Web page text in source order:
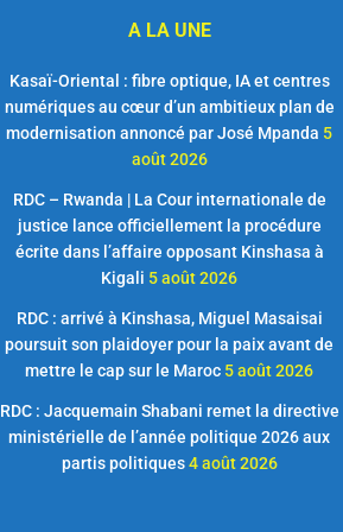
A LA UNE
Kasaï-Oriental : fibre optique, IA et centres
numériques au cœur d’un ambitieux plan de
modernisation annoncé par José Mpanda 5
août 2026
RDC – Rwanda | La Cour internationale de
justice lance officiellement la procédure
écrite dans l’affaire opposant Kinshasa à
Kigali 5 août 2026
RDC : arrivé à Kinshasa, Miguel Masaisai
poursuit son plaidoyer pour la paix avant de
mettre le cap sur le Maroc 5 août 2026
RDC : Jacquemain Shabani remet la directive
ministérielle de l’année politique 2026 aux
partis politiques 4 août 2026